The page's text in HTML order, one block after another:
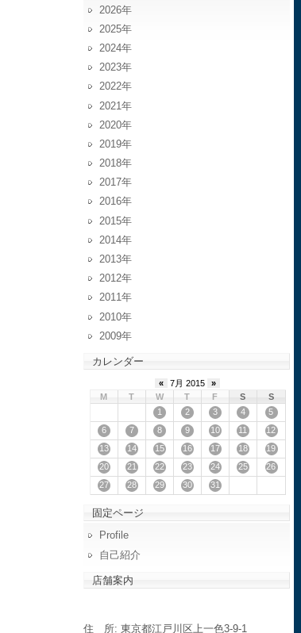
2026
2025
2024
2023
2022
2021
2020
2019
2018
2017
2016
2015
2014
2013
2012
2011
2010
2009
カレンダー
« 7月 2015
»
M
T W T F S
S
1
2 3 4
5
6
7 8 9 10 11
12
13
14 15 16 17 18
19
20
21 22 23 24 25
26
27
28 29 30 31
固定ページ
Profile
自己紹介
店舗案内
住 所: 東京都江戸川区上一色3-9-1